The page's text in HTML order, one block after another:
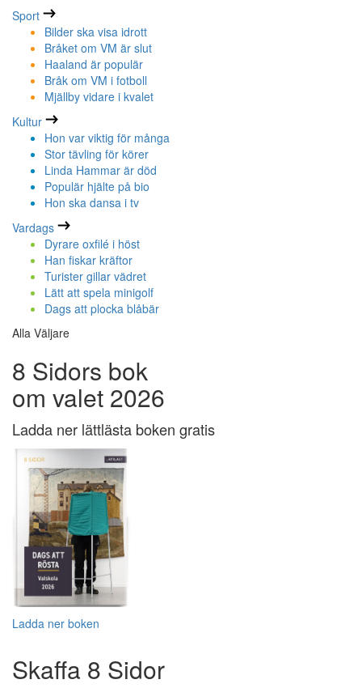
Sport
Bilder ska visa idrott
Bråket om VM är slut
Haaland är populär
Bråk om VM i fotboll
Mjällby vidare i kvalet
Kultur
Hon var viktig för många
Stor tävling för körer
Linda Hammar är död
Populär hjälte på bio
Hon ska dansa i tv
Vardags
Dyrare oxfilé i höst
Han fiskar kräftor
Turister gillar vädret
Lätt att spela minigolf
Dags att plocka blåbär
Alla Väljare
8 Sidors bok
om valet 2026
Ladda ner lättlästa boken gratis
Ladda ner boken
Skaffa 8 Sidor